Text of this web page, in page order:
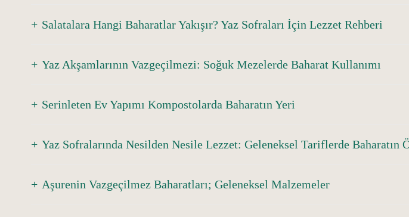
Salatalara Hangi Baharatlar Yakışır? Yaz Sofraları İçin Lezzet Rehberi
Yaz Akşamlarının Vazgeçilmezi: Soğuk Mezelerde Baharat Kullanımı
Serinleten Ev Yapımı Kompostolarda Baharatın Yeri
Yaz Sofralarında Nesilden Nesile Lezzet: Geleneksel Tariflerde Baharatın
Aşurenin Vazgeçilmez Baharatları; Geleneksel Malzemeler